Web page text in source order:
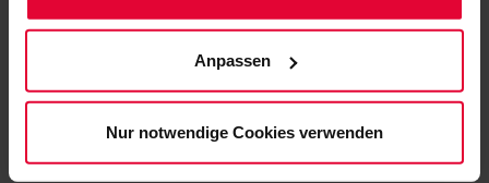
(einschließlich der Möglichkeit, die Einwilligungserklärung
Cookie-Hinweis(Link im Fuß der Website)
bzw. derDatenschutzerklärung.
Anpassen
Nur notwendige Cookies verwenden